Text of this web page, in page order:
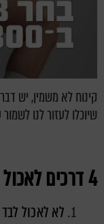
קינוח לא משמין, יש
שיוכלו לעזור לנו
4 דרכים לאכול קינוח לא משמין:
לא לאכול לבד